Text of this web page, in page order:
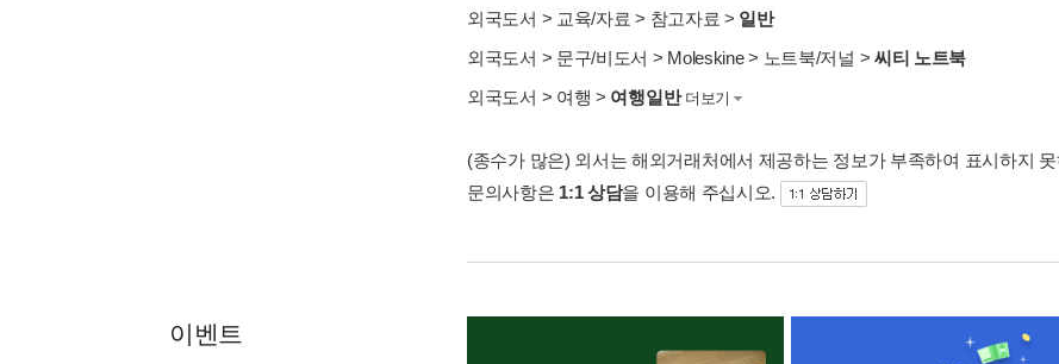
외국도서 > 교육/자료 > 참고자료 > 일반
외국도서 > 문구/비도서 > Moleskine> 노트북/저널 > 씨티 노트북
외국도서 > 여행 > 여행일반 더보기
(종수가 많은) 외서는 해외거래처에서 제공하는 정보가 부족하여 표시하지
문의사항은 1:1 상담을 이용해 주십시오.
이벤트